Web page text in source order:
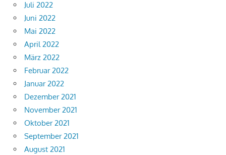
Juli 2022
Juni 2022
Mai 2022
April 2022
März 2022
Februar 2022
Januar 2022
Dezember 2021
November 2021
Oktober 2021
September 2021
August 2021